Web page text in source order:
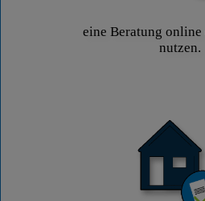
eine Beratung
nutzen.